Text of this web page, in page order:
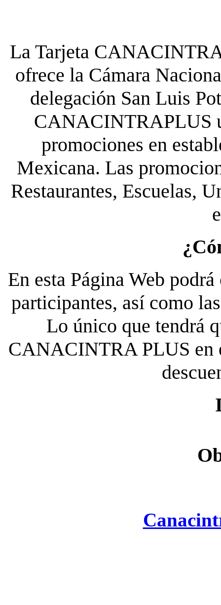
La Tarjeta
ofrece la Cámara
delegación San Luis
CANACINTRAPLUS
promociones en
Mexicana. Las
Restaurantes, Escuelas,
En esta Página Web
participantes, así como
Lo único que tendrá
CANACINTRA PLUS en